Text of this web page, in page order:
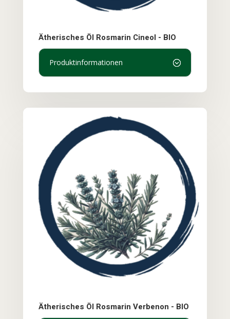
Ätherisches Öl Rosmarin Cineol - BIO
Produktinformationen
Ätherisches Öl Rosmarin Verbenon - BIO